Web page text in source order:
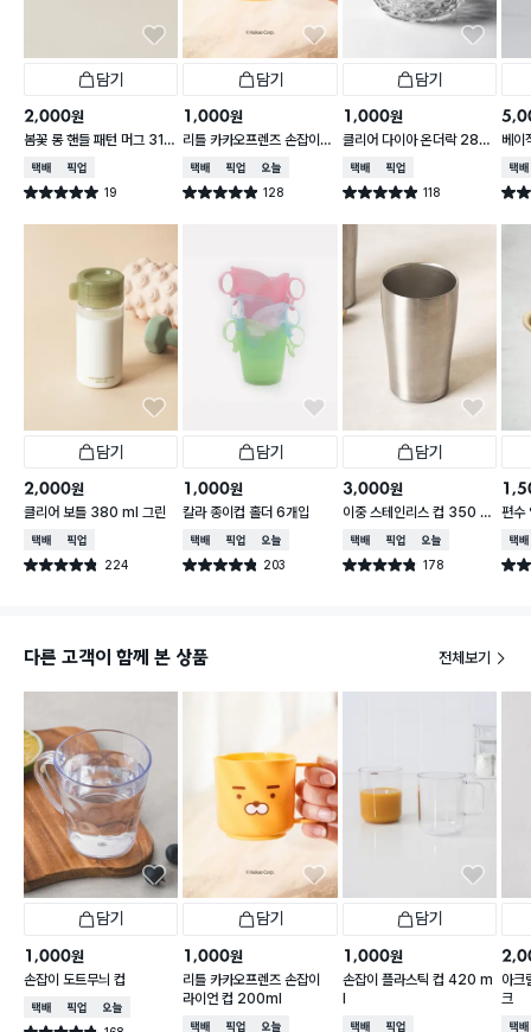
담기
2,000원
봄꽃 롱 핸들 패턴 머그 310
ml
택배배송매장픽업
별점 5.0점 19
건 작성
담기
1,000원
리틀 카카오프렌즈 손잡이
라이언 컵 200ml
택배배송매장픽업오늘배송
별점 4.9점 128
건 작성
담기
1,000원
클리어 다이아 온더락 280
ml
택배배송매장픽업
별점 4.9점 118
건 작성
베
택배
별점
담기
2,000원
클리어 보틀 380 ml 그린
택배배송매장픽업
별점 4.8점 224
건 작성
담기
1,000원
칼라 종이컵 홀더 6개입
택배배송매장픽업오늘배송
별점 4.8점 203
건 작성
담기
3,000원
이중 스테인리스 컵 350 m
택배배송매장픽업오늘배송
별점 4.8점 178
건 작성
편수
택배
별점
다른 고객이 함께 본 상품 전체보기
담기
1,000원
손잡이 도트무늬 컵
택배배송매장픽업오늘배송
담기
1,000원
리틀 카카오프렌즈 손잡이
라이언 컵 200ml
택배배송매장픽업오늘배송
담기
1,000원
손잡이 플라스틱 컵 420 m
l
택배배송매장픽업
아
크
택배